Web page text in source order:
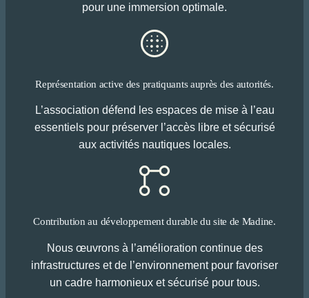
pour une immersion optimale.
Représentation active des pratiquants auprès des autorités.
L’association défend les espaces de mise à l’eau
essentiels pour préserver l’accès libre et sécurisé
aux activités nautiques locales.
Contribution au développement durable du site de Madine.
Nous œuvrons à l’amélioration continue des
infrastructures et de l’environnement pour favoriser
un cadre harmonieux et sécurisé pour tous.